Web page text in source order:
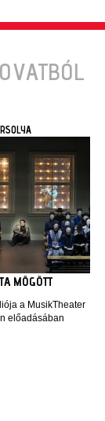
MÖGÖTT
a MusikTheater
előadásában